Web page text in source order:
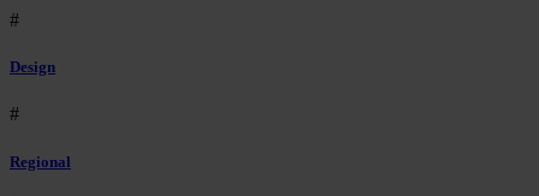
#
Design
#
Regional